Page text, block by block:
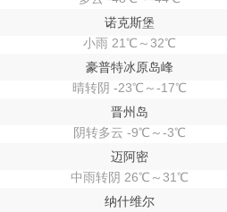
诺克斯堡
小雨 21℃～32℃
豪普特冰原岛峰
晴转阴 -23℃～-17℃
晋州岛
阴转多云 -9℃～-3℃
迈阿密
中雨转阴 26℃～31℃
纳什维尔